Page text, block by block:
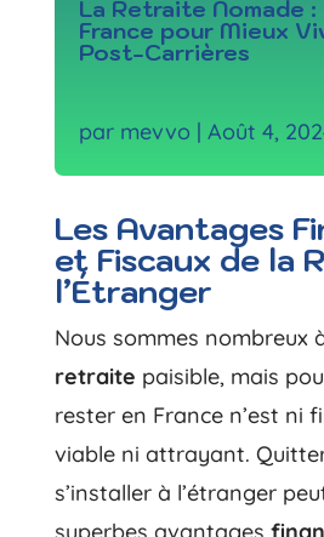
La Retraite Nomade
France pour Mieux
Post-Carrières
par mevvo | Août 4,
Les Avantages
et Fiscaux de la
l’Étranger
Nous sommes nombreux
retraite paisible, mais
rester en France n’est ni
viable ni attrayant.
s’installer à l’étranger